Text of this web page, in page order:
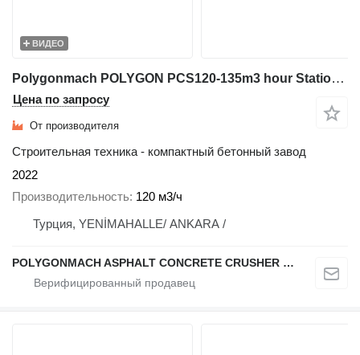
ВИДЕО
Polygonmach POLYGON PCS120-135m3 hour Stationary concrete batching plant
Цена по запросу
От производителя
Строительная техника - компактный бетонный завод
2022
Производительность 120 м3/ч
Турция, YENİMAHALLE/ ANKARA /
POLYGONMACH ASPHALT CONCRETE CRUSHER SYSTEMS